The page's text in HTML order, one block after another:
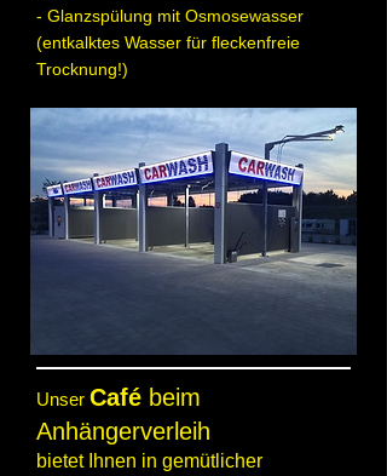
- Glanzspülung mit Osmosewasser
(entkalktes Wasser für fleckenfreie
Trocknung!)
Unser Café beim
Anhängerverleih
bietet Ihnen in gemütlicher